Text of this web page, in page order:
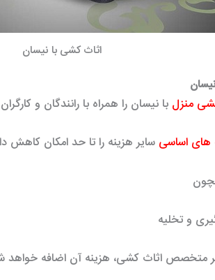
اثاث کشی با نیسان
منزل با نیسان را همراه با رانندگان و
های اساسی سایر هزینه را تا حد امکان کاهش
و تخلیه
متخصص اثاث کشی، هزینه آن اضافه خواهد